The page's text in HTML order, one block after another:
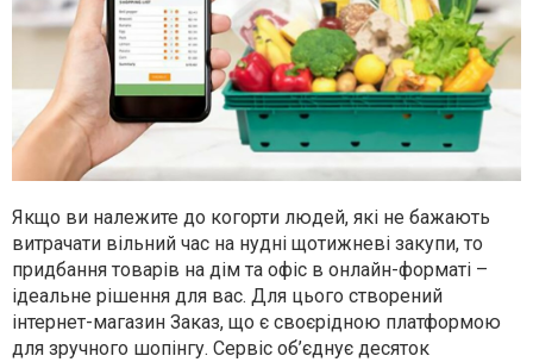
Якщо ви належите до когорти людей, які не бажають
витрачати вільний час на нудні щотижневі закупи, то
придбання товарів на дім та офіс в онлайн-форматі –
ідеальне рішення для вас. Для цього створений
інтернет-магазин Заказ, що є своєрідною платформою
для зручного шопінгу. Сервіс об’єднує десяток